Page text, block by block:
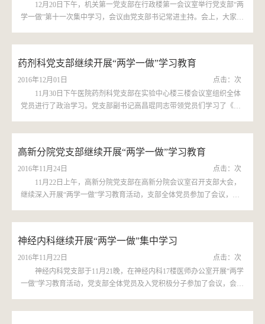
12月20日下午，机关第一党支部在行政楼第一会议室举行党支部“两
学一做”第十一次集中学习，会议由党支部书记常进主持。会上，大家集
药剂科党支部继续开展“两学一做”学习教育
2016年12月01日 点击： 次
11月30日下午医院药剂科党支部在实验中心楼三楼会议室组织全体
党员进行了政治学习。党支部副书记高昌琨同志带领党员们学习了《中
高新分院党支部继续开展“两学一做”学习教育
2016年11月24日 点击： 次
11月22日上午，高新分院党支部在高新分院会议室召开支部大会，
继续深入开展“两学一做”学习教育活动，支部全体党员参加了会议，会
神经内科继续开展“两学一做”集中学习
2016年11月22日 点击： 次
神经内科党支部于11月21晚，在神经内科17楼医师办公室开展“两学
一做”学习教育活动，党支部全体党员及入党积极分子参加了会议，会议